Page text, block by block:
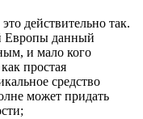
действительно так.
Европы данный
и мало кого
простая
средство
может придать